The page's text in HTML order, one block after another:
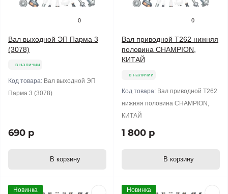
0
Вал выходной ЭП Парма 3
(3078)
в наличии
Код товара: Вал выходной ЭП
Парма 3 (3078)
690 р
В корзину
0
Вал приводной T262 нижняя
половина CHAMPION,
КИТАЙ
в наличии
Код товара: Вал приводной T262
нижняя половина CHAMPION,
КИТАЙ
1 800 р
В корзину
Новинка Новинка